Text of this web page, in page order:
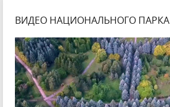
ВИДЕО НАЦИОНАЛЬНОГО ПАРКА